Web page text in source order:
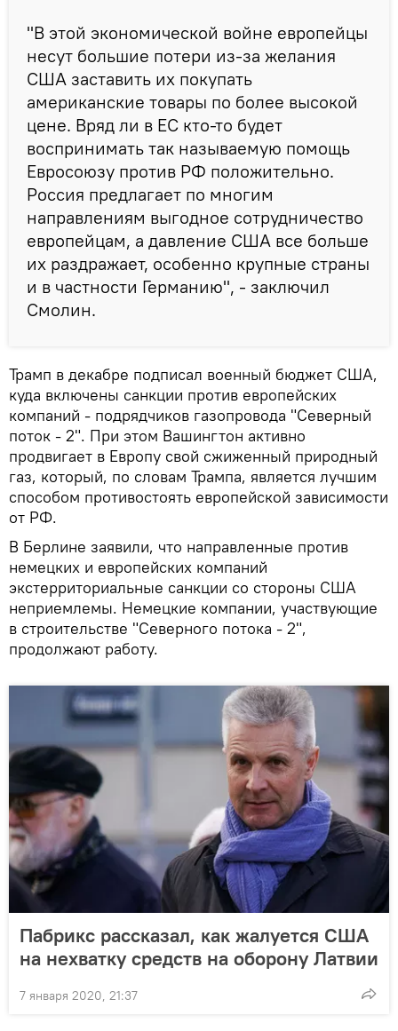
"В этой экономической войне европейцы
несут большие потери из-за желания
США заставить их покупать
американские товары по более высокой
цене. Вряд ли в ЕС кто-то будет
воспринимать так называемую помощь
Евросоюзу против РФ положительно.
Россия предлагает по многим
направлениям выгодное сотрудничество
европейцам, а давление США все больше
их раздражает, особенно крупные страны
и в частности Германию", - заключил
Смолин.
Трамп в декабре подписал военный бюджет США,
куда включены санкции против европейских
компаний - подрядчиков газопровода "Северный
поток - 2". При этом Вашингтон активно
продвигает в Европу свой сжиженный природный
газ, который, по словам Трампа, является лучшим
способом противостоять европейской зависимости
от РФ.
В Берлине заявили, что направленные против
немецких и европейских компаний
экстерриториальные санкции со стороны США
неприемлемы. Немецкие компании, участвующие
в строительстве "Северного потока - 2",
продолжают работу.
Пабрикс рассказал, как жалуется США
на нехватку средств на оборону Латвии
7 января 2020, 21:37